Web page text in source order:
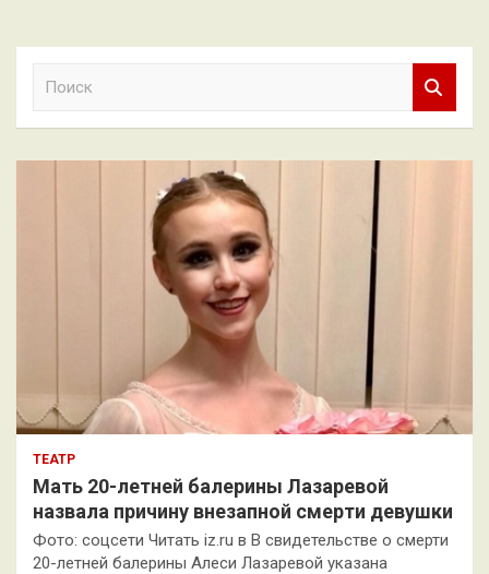
к
ТЕАТР
Мать 20-летней балерины Лазаревой
назвала причину внезапной смерти девушки
Фото: соцсети Читать iz.ru в В свидетельстве о смерти
20-летней балерины Алеси Лазаревой указана